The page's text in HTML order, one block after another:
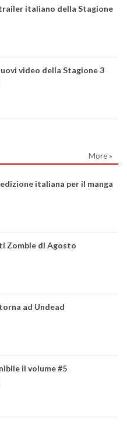
italiano della Stagione
video della Stagione 3
More »
italiana per il manga
Zombie di Agosto
ad Undead
il volume #5